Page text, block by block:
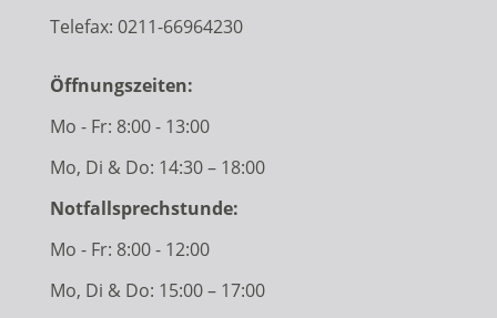
Telefax: 0211-66964230
Öffnungszeiten:
Mo - Fr: 8:00 - 13:00
Mo, Di & Do: 14:30 – 18:00
Notfallsprechstunde:
Mo - Fr: 8:00 - 12:00
Mo, Di & Do: 15:00 – 17:00